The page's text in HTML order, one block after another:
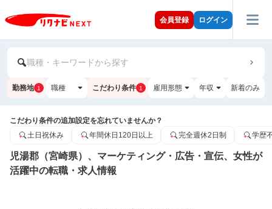
会員登録 ログイン
職種・キーワードから探す
勤務地 1 職種 こだわり条件 1 雇用形態 年収 新着のみ
こだわり条件の追加設定を忘れていませんか？
土日祝休み
年間休日120日以上 完全週休2日制 学歴
児湯郡（宮崎県）、マーケティング・広告・宣伝、女性が
活躍中の転職・求人情報